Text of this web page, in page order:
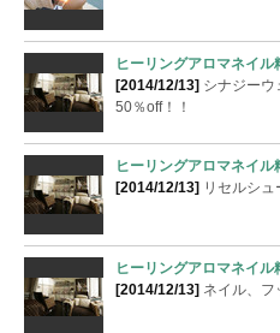
ヒーリングアロマネイ
[2014/12/13] シナジーウ
50％off！！
ヒーリングアロマネイ
[2014/12/13] リセルシ
ヒーリングアロマネイ
[2014/12/13] ネイル、フ